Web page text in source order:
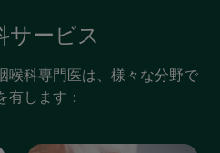
サービス
喉科専門医は、様々な分野で
します：